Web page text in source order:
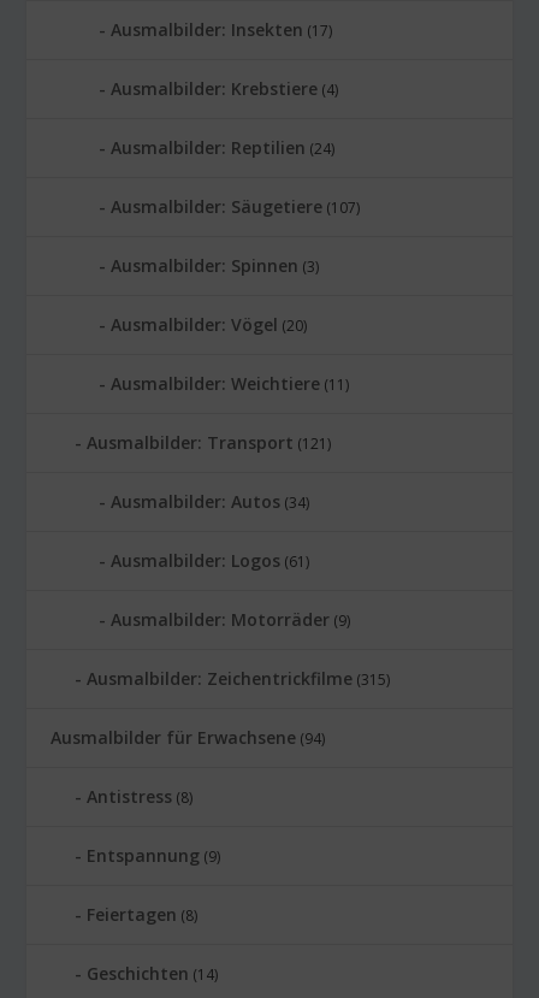
Ausmalbilder: Insekten (17)
Ausmalbilder: Krebstiere (4)
Ausmalbilder: Reptilien (24)
Ausmalbilder: Säugetiere (107)
Ausmalbilder: Spinnen (3)
Ausmalbilder: Vögel (20)
Ausmalbilder: Weichtiere (11)
Ausmalbilder: Transport (121)
Ausmalbilder: Autos (34)
Ausmalbilder: Logos (61)
Ausmalbilder: Motorräder (9)
Ausmalbilder: Zeichentrickfilme (315)
Ausmalbilder für Erwachsene (94)
Antistress (8)
Entspannung (9)
Feiertagen (8)
Geschichten (14)